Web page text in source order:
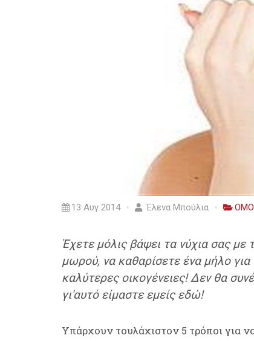
13 Αυγ 2014 Έλενα Μπούλια
Έχετε μόλις βάψει τα νύχια σας
μωρού, να καθαρίσετε ένα μήλο για
καλύτερες οικογένειες! Δεν θα
γι'αυτό είμαστε εμείς εδώ!
Υπάρχουν τουλάχιστον 5 τρόποι για